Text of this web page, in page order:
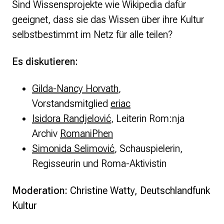
Sind Wissensprojekte wie Wikipedia dafür
geeignet, dass sie das Wissen über ihre Kultur
selbstbestimmt im Netz für alle teilen?
Es diskutieren:
Gilda-Nancy Horvath,
Vorstandsmitglied eriac
Isidora Randjelović, Leiterin Rom:nja
Archiv RomaniPhen
Simonida Selimović, Schauspielerin,
Regisseurin und Roma-Aktivistin
Moderation: Christine Watty, Deutschlandfunk
Kultur